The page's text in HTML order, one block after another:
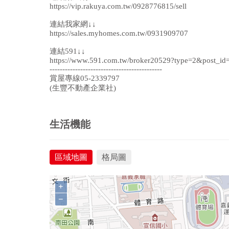
https://vip.rakuya.com.tw/0928776815/sell
連結我家網↓↓
https://sales.myhomes.com.tw/0931909707
連結591↓↓
https://www.591.com.tw/
--------------------------------------------
賞屋專線05-2339797
(生豐不動產企業社)
生活機能
區域地圖 格局圖
+
−